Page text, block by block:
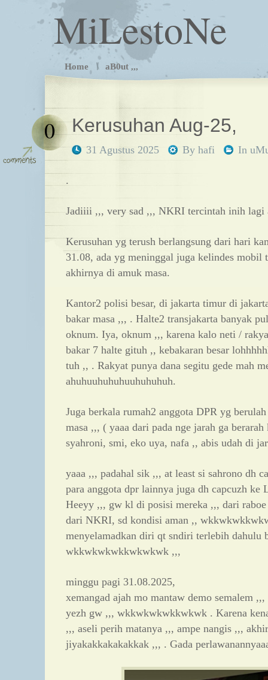
MiLestoNe
Home aB0ut ,,,
Kerusuhan Aug-25,
31 Agustus 2025 By hafi
0
In
.
Jadiiii ,,, very sad ,,, NKRI tercintah inih lagi
Kerusuhan yg terush berlangsung dari hari
31.08, ada yg meninggal juga kelindes mobil
akhirnya di amuk masa.
Kantor2 polisi besar, di jakarta timur di
bakar masa ,,, . Halte2 transjakarta banyak
oknum. Iya, oknum ,,, karena kalo neti /
bakar 7 halte gituh ,, kebakaran besar
tuh ,, . Rakyat punya dana segitu gede mah
ahuhuuhuhuhuuhuhuhuh.
Juga berkala rumah2 anggota DPR yg
masa ,,, ( yaaa dari pada nge jarah ga
syahroni, smi, eko uya, nafa ,, abis udah di
yaaa ,,, padahal sik ,,, at least si sahrono dh
para anggota dpr lainnya juga dh capcuzh ke
Heeyy ,,, gw kl di posisi mereka ,,, dari
dari NKRI, sd kondisi aman ,,
menyelamadkan diri qt sndiri terlebih dahulu
wkkwkwkwkkwkwkwk ,,,
minggu pagi 31.08.2025,
xemangad ajah mo mantaw demo semalem
yezh gw ,,, wkkwkwkwkkwkwk . Karena kena
,,, aseli perih matanya ,,, ampe nangis ,,,
jiyakakkakakakkak ,,, . Gada